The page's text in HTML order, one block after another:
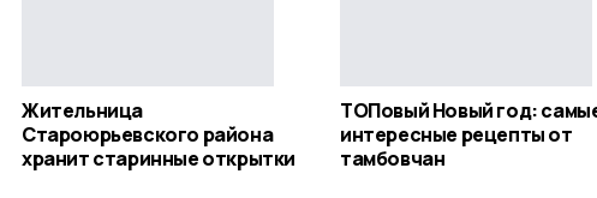
Жительница
Староюрьевского района
хранит старинные открытки
ТОПовый Новый год:
интересные рецепты от
тамбовчан